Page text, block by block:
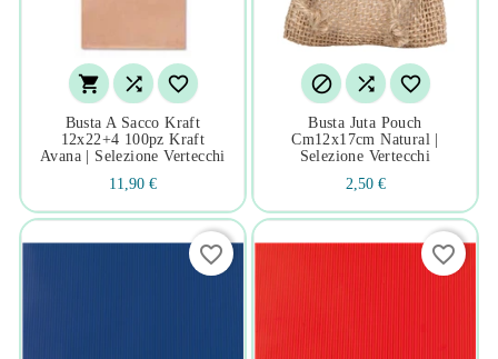
  
Busta A Sacco Kraft
12x22+4 100pz Kraft
Avana | Selezione Vertecchi
11,90 €
  
Busta Juta Pouch
Cm12x17cm Natural |
Selezione Vertecchi
2,50 €
favorite_border favorite_border